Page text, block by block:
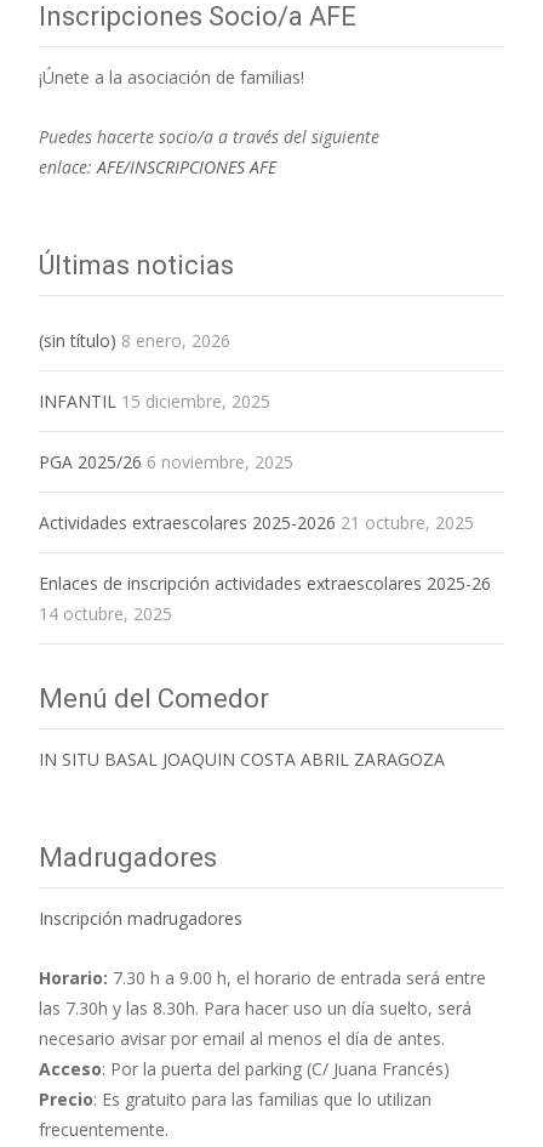
Inscripciones Socio/a AFE
¡Únete a la asociación de familias!
Puedes hacerte socio/a a través del siguiente
enlace:AFE/INSCRIPCIONES AFE
Últimas noticias
(sin título) 8 enero, 2026
INFANTIL 15 diciembre, 2025
PGA 2025/26 6 noviembre, 2025
Actividades extraescolares 2025-2026 21 octubre, 2025
Enlaces de inscripción actividades extraescolares 2025-26
14 octubre, 2025
Menú del Comedor
IN SITU BASAL JOAQUIN COSTA ABRIL ZARAGOZA
Madrugadores
Inscripción madrugadores
Horario: 7.30 h a 9.00 h, el horario de entrada será entre
las 7.30h y las 8.30h. Para hacer uso un día suelto, será
necesario avisar por email al menos el día de antes.
Acceso: Por la puerta del parking (C/ Juana Francés)
Precio: Es gratuito para las familias que lo utilizan
frecuentemente.